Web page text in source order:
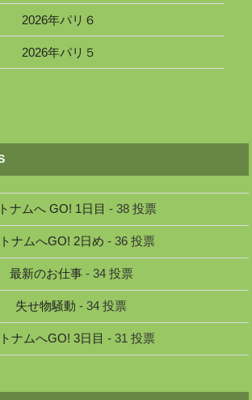
2026年パリ６
2026年パリ５
ナムへ GO! 1日目 - 38 投票
ナムへGO! 2日め - 36 投票
最新のお仕事- 34 投票
失せ物騒動 - 34 投票
ナムへGO! 3日目 - 31 投票